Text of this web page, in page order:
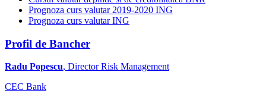
Prognoza curs valutar 2019-2020 ING
Prognoza curs valutar ING
Profil de Bancher
Radu Popescu, Director Risk Management
CEC Bank